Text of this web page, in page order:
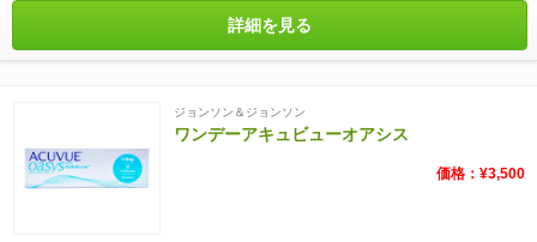
詳細を見る
ジョンソン＆ジョンソン
ワンデーアキュビューオアシス
価格：¥3,500